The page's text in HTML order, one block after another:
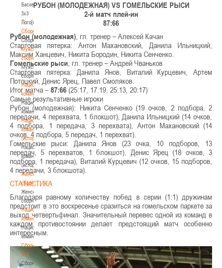
Баскетбол
3х3
Лого[modid=121]
Сборные
Сборные
Мужские
сборные
Мужские
сборные
Национальная
команда
Национальная
команда
Национальная
команда
(история)
Национальная
команда
(история)
Женские
сборные
Женские
сборные
Национальная
команда
Национальная
команда
Сборные
3х3
Сборные
РУБОН (МОЛОДЕЖНАЯ) VS ГОМЕЛЬСКИЕ РЫСИ
2-й матч плей-ин
87:66
Рубон (молодежная) , гл. тренер – Алексей Качан
Стартовая пятерка: Антон Махановский, Данила Ильницкий,
Максим Ханцевич, Никита Бородин, Никита Сенченко.
Гомельские рыси , гл. тренер – Андрей Чваньков
Стартовая пятерка: Данила Янов, Виталий Курцевич, Артем
Потоцкий, Денис Ярец, Павел Смоляков.
Итог матча –87:66 (25:17, 17:19, 25:13, 20:17)
Самые результативные игроки
Рубон (молодежная): Никита Сенченко (19 очков, 2 подбора, 2
передачи, 4 перехвата, 1 блокшот), Данила Ильницкий (14 очков,
4 подбора, 1 передача, 3 перехвата), Антон Махановский (14
очков, 4 подбора, 5 передач, 1 перехват).
Гомельские рыси: Данила Янов (23 очка, 10 подборов, 13
передач, 5 перехватов, 1 блокшот), Денис Ярец (18 очков, 3
подбора, 1 передача), Виталий Курцевич (12 очков, 15 подборов,
4 передачи, 3 блокшота).
СТАТИСТИКА
Благодаря равному количеству побед в серии (1:1) дружинам
предстоит в это воскресенье сразиться на гомельском паркете за
выход четвертьфинал. Значительный перевес одной из команд в
каждом противостоянии делает предстоящий матч особенно
интересным.